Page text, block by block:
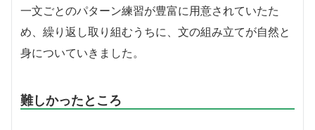
一文ごとのパターン練習が豊富に用意されていたた
め、繰り返し取り組むうちに、文の組み立てが自然と
身についていきました。
難しかったところ